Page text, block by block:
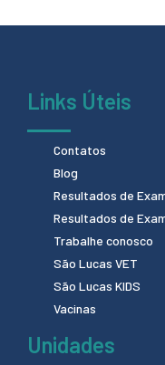
Links Úteis
Contatos
Blog
Resultados de
Resultados de
Trabalhe conosco
São Lucas VET
São Lucas KIDS
Vacinas
Unidades